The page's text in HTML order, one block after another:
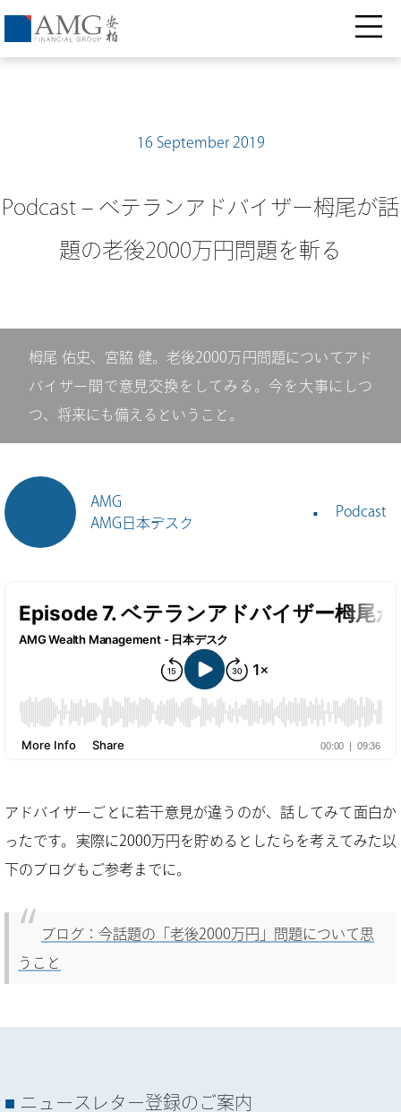
16 September 2019
Podcast – ベテランアドバイザー栂尾が話
題の老後2000万円問題を斬る
栂尾 佑史、宮脇 健。老後2000万円問題についてアド
バイザー間で意見交換をしてみる。今を大事にしつ
つ、将来にも備えるということ。
AMG
AMG日本デスク
Podcast
アドバイザーごとに若干意見が違うのが、話してみて面白か
ったです。実際に2000万円を貯めるとしたらを考えてみた以
下のブログもご参考までに。
ブログ：今話題の「老後2000万円」問題について思
うこと
ニュースレター登録のご案内